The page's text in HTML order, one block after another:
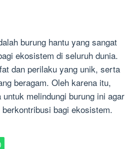
burung hantu yang sangat
ekosistem di seluruh dunia.
dan perilaku yang unik, serta
beragam. Oleh karena itu,
melindungi burung ini agar
bagi ekosistem.